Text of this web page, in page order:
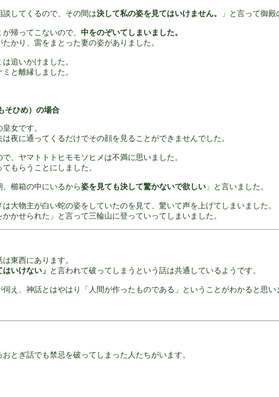
談してくるので、その間は決して私の姿を見てはいけません。 」と言って御
帰ってこないので、 中をのぞいてしまいました。
かり、雷をまとった妻の姿がありました。
追いかけました。
と離縁しました。
そひめ）の場合
女です。
夜に通ってくるだけでその顔を見ることができませんでした。
、ヤマトトトヒモモソヒメは不満に思いました。
もらうことにしました。
櫛箱の中にいるから姿を見ても決して驚かないで欲しい 」と言いました。
大物主が白い蛇の姿をしていたのを見て、驚いて声を上げてしまいました。
かせられた」と言って三輪山に登っていってしまいました。
東西にあります。
いけない」 と言われて破ってしまうという話は共通しているようです。
え、神話とはやはり「人間が作ったものである」ということがわかると思い
とぎ話でも禁忌を破ってしまった人たちがいます。